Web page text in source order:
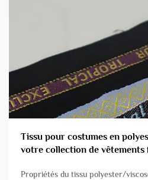
Tissu pour costumes en
votre collection de vêtements
Propriétés du tissu polyester/